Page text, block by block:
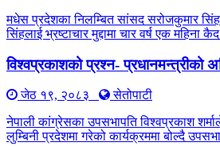
मधेस प्रदेशका निलम्बित सांसद सरोजकुमार
सिंहलाई भ्रष्टाचार मुद्दामा चार वर्ष एक महिना
विश्वप्रकाशको प्रश्न- प्रधानमन्त्रीको
जेठ १९, २०८३
सेतोपाटी
नेपाली कांग्रेसका उपसभापति विश्वप्रकाश
लुम्बिनी प्रदेशमा गरेको कार्यक्रममा बोल्दै